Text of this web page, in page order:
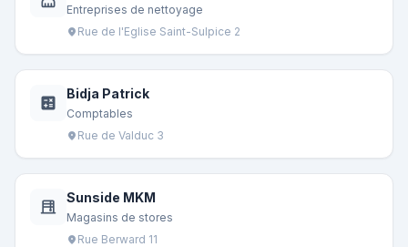
Entreprises de nettoyage
location_on Rue de l'Eglise Saint-Sulpice 2
calculate
Bidja Patrick
Comptables
location_on Rue de Valduc 3
blinds
Sunside MKM
Magasins de stores
location_on Rue Berward 11